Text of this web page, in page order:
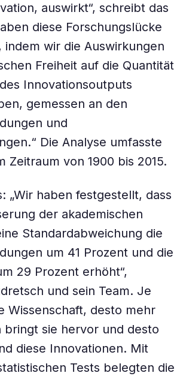
auswirkt“, schreibt das
diese Forschungslücke
indem wir die Auswirkungen
Freiheit auf die Quantität
Innovationsoutputs
gemessen an den
und
Die Analyse umfasste
Zeitraum von 1900 bis 2015.
„Wir haben festgestellt, dass
der akademischen
Standardabweichung die
um 41 Prozent und die
29 Prozent erhöht“,
und sein Team. Je
Wissenschaft, desto mehr
bringt sie hervor und desto
diese Innovationen. Mit
Tests belegten die